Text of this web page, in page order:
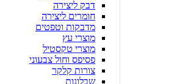
דבק ליצירה
חומרים ליצירה
מדבקות וטפטים
מוצרי עץ
מוצרי טקסטיל
פסיפס וחול צבעוני
צורות קלקר
שבלונות